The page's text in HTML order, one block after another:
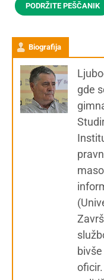
PODRŽITE PEŠČANIK
Biografija
gde